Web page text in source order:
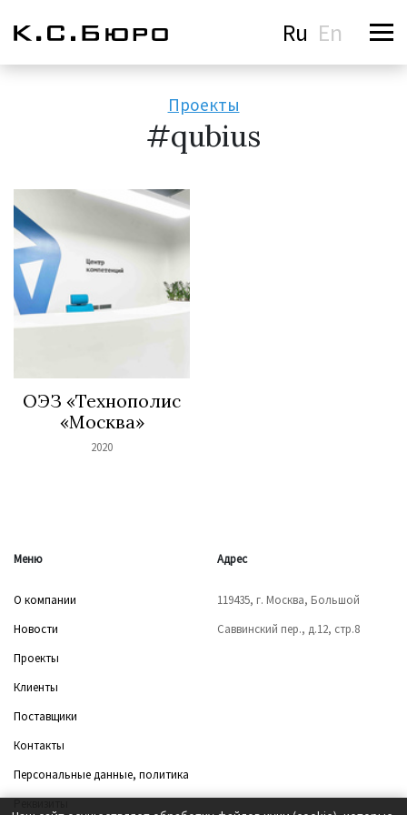
Ru En
Проекты
#qubius
ОЭЗ «Технополис
«Москва»
2020
Меню
О компании
Новости
Проекты
Клиенты
Поставщики
Контакты
Персональные данные, политика
Адрес
119435, г. Москва, Большой
Саввинский пер., д.12, стр.8